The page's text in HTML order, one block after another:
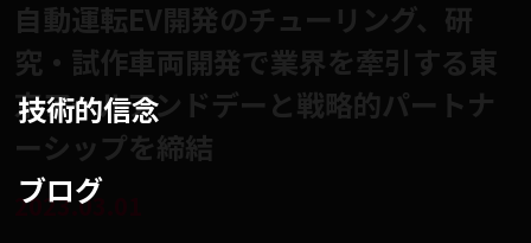
技術的信念
ブログ
自動運転EV開発のチューリング、研
究・試作車両開発で業界を牽引する東
京アールアンドデーと戦略的パートナ
ーシップを締結
2023.03.01